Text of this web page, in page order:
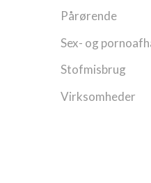
Pårørende
Sex- og
Stofmisbrug
Virksomheder